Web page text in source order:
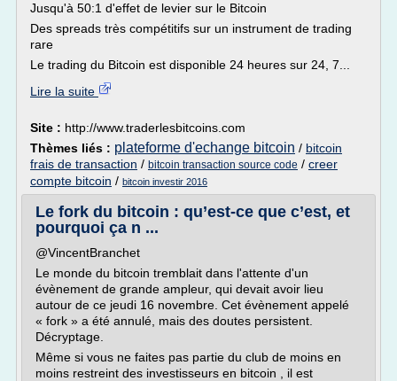
Jusqu'à 50:1 d'effet de levier sur le Bitcoin
Des spreads très compétitifs sur un instrument de trading
rare
Le trading du Bitcoin est disponible 24 heures sur 24, 7...
Lire la suite
Site : http://www.traderlesbitcoins.com
Thèmes liés : plateforme d'echange bitcoin / bitcoin
frais de transaction / bitcoin transaction source code / creer
compte bitcoin / bitcoin investir 2016
Le fork du bitcoin : qu’est-ce que c’est, et
pourquoi ça n ...
@VincentBranchet
Le monde du bitcoin tremblait dans l'attente d'un
évènement de grande ampleur, qui devait avoir lieu
autour de ce jeudi 16 novembre. Cet évènement appelé
« fork » a été annulé, mais des doutes persistent.
Décryptage.
Même si vous ne faites pas partie du club de moins en
moins restreint des investisseurs en bitcoin , il est